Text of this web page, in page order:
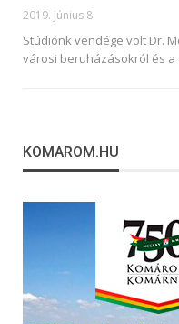
2019. június 8.
Stúdiónk vendége volt Dr.
városi beruházásokról és
KOMAROM.HU